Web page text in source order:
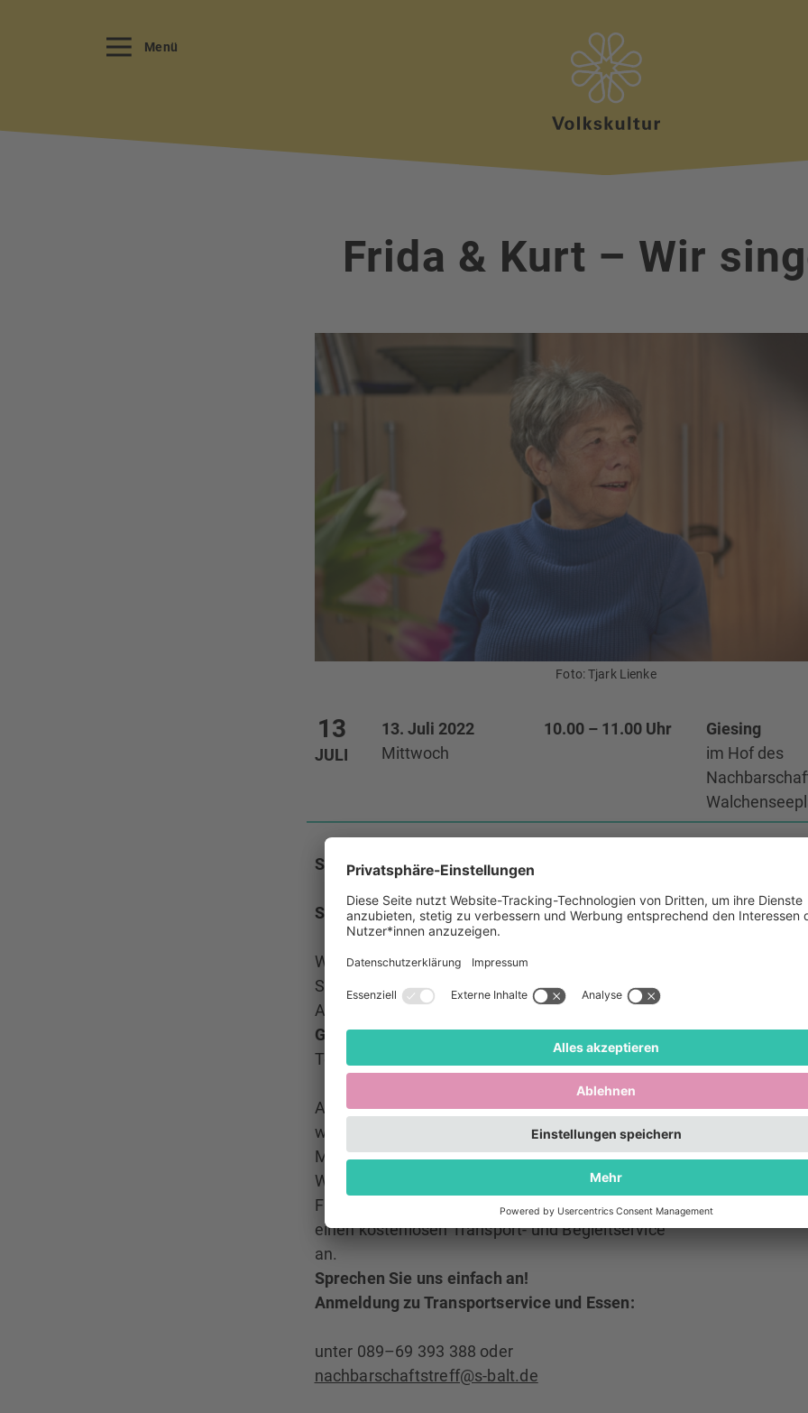
Menü
Frida & Kurt – Wir
Foto: Tjark Lienke
13
JULI
13. Juli 2022
Mittwoch
10.00 – 11.00 Uhr
Giesing
im Hof des
Sie wohnen in Giesing?
Sie wollen gerne mit anderen gemeinsam singen?
Wir laden Sie zur professionell angeleiteten Singstunde im Freien
Singleitung Constanze Weiß (mittwochs)
Andrea Pancur (freitags)
Gesungen wird, was allen Spaß macht.
Teilnahme an der Singstunde kostenlos und ohne Anmeldung!
Am Mittwoch gibt es ein warmes Mittagessen, am Freitag
wir Kaffee und Kuchen an.
Mittagessen 4,50 Euro, Kaffee und Kuchen 2,50 Euro.
Während der Singstunde stehen Stühle bereit.
Für Teilnehmer*innen, die Hilfe brauchen, um zu uns zu kommen,
einen kostenlosen Transport- und Begleitservice
an.
Sprechen Sie uns einfach an!
Anmeldung zu Transportservice und Essen:
unter 089–69 393 388 oder
nachbarschaftstreff@s-balt.de